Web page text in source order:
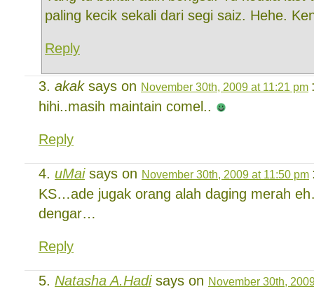
paling kecik sekali dari segi saiz. Hehe.
Reply
akaksays on November 30th, 2009 at 11:21 pm
hihi..masih maintain comel..
Reply
uMaisays on November 30th, 2009 at 11:50 pm
KS…ade jugak orang alah daging merah
dengar…
Reply
Natasha A.Hadisays on November 30th,